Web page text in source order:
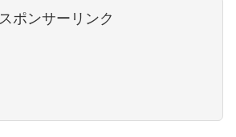
スポンサーリンク